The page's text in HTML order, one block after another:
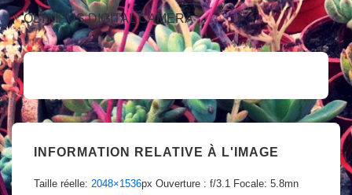
OLYMPUS DIGITAL CAMERA
INFORMATION RELATIVE À L'IMAGE
Taille réelle: 2048×1536px Ouverture : f/3.1 Focale: 5.8mn